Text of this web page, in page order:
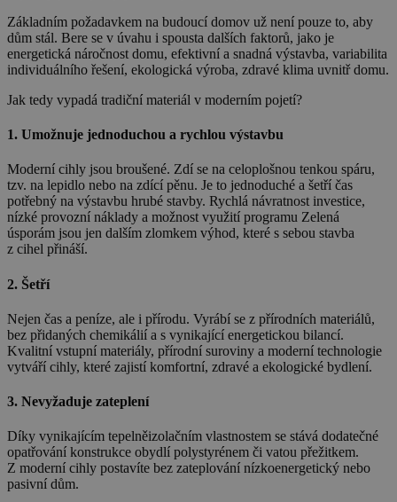
Základním požadavkem na budoucí domov už není pouze to, aby
dům stál. Bere se v úvahu i spousta dalších faktorů, jako je
energetická náročnost domu, efektivní a snadná výstavba, variabilita
individuálního řešení, ekologická výroba, zdravé klima uvnitř domu.
Jak tedy vypadá tradiční materiál v moderním pojetí?
1. Umožnuje jednoduchou a rychlou výstavbu
Moderní cihly jsou broušené. Zdí se na celoplošnou tenkou spáru,
tzv. na lepidlo nebo na zdící pěnu. Je to jednoduché a šetří čas
potřebný na výstavbu hrubé stavby. Rychlá návratnost investice,
nízké provozní náklady a možnost využití programu Zelená
úsporám jsou jen dalším zlomkem výhod, které s sebou stavba
z cihel přináší.
2. Šetří
Nejen čas a peníze, ale i přírodu. Vyrábí se z přírodních materiálů,
bez přidaných chemikálií a s vynikající energetickou bilancí.
Kvalitní vstupní materiály, přírodní suroviny a moderní technologie
vytváří cihly, které zajistí komfortní, zdravé a ekologické bydlení.
3. Nevyžaduje zateplení
Díky vynikajícím tepelněizolačním vlastnostem se stává dodatečné
opatřování konstrukce obydlí polystyrénem či vatou přežitkem.
Z moderní cihly postavíte bez zateplování nízkoenergetický nebo
pasivní dům.